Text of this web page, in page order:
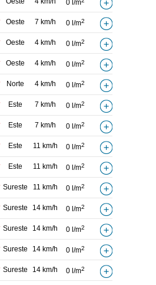
0 l/m
Oeste 7 km/h 0 l/m2
Oeste 4 km/h 0 l/m2
Oeste 4 km/h 0 l/m2
Norte 4 km/h 0 l/m2
Este 7 km/h 0 l/m2
Este 7 km/h 0 l/m2
Este 11 km/h 0 l/m2
Este 11 km/h 0 l/m2
Sureste 11 km/h 0 l/m2
Sureste 14 km/h 0 l/m2
Sureste 14 km/h 0 l/m2
Sureste 14 km/h 0 l/m2
Sureste 14 km/h 0 l/m2